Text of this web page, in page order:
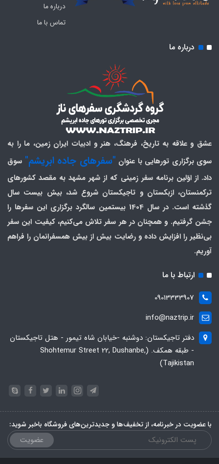
درباره ما
تماس با ما
درباره ما
عشق و علاقه به تاریخ، فرهنگ، هنر و ادبیات ایران زمین، ما را به
سوی برگزاری تورهایی با عنوان "سفرهای جاده ابریشم" سوق
داد. از اوّلین برنامه سفر زمینی که از شهر مشهد به مقصد کشورهای
ترکمنستان، ازبکستان و تاجیکستان شروع شد، بیش بیست سال
گذشته است. در سال 1404 بیستمین سالگرد برگزاری این سفرها را
جشن گرفتیم. و همچنان در هر سفر تلاش می‌کنیم، کیفیت این سفر
بی‌نظیر را افزایش داده و رضایت بیش از بیش همسفرانمان را فراهم
آوریم.
ارتباط با ما
09013333907
info@naztrip.ir
دفتر تاجیکستان: دوشنبه -خیابان شاه تیمور - هتل تاجیکستان
- طبقه همکف. (Shohtemur Street 22, Dushanbe,
Tajikistan)
با عضویت در خبرنامه، از تخفیف‌ها و جدیدترین‌های فروشگاه باخبر شوید:
عضویت